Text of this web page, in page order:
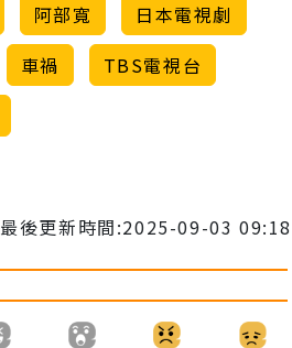
阿部寬
日本電視劇
車禍
TBS電視台
最後更新時間:2025-09-03 09:18